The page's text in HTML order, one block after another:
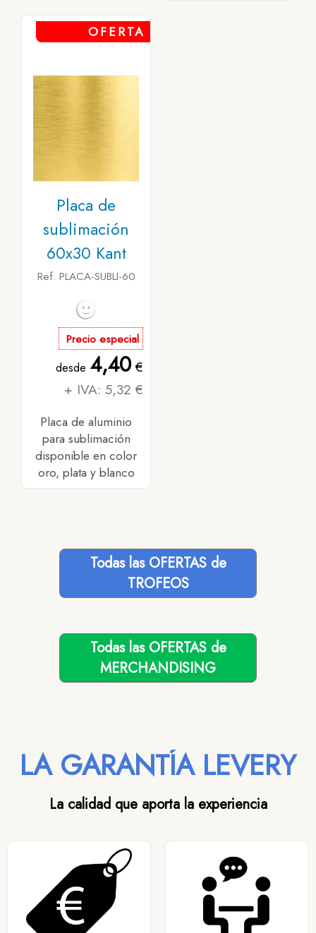
OFERTA
Placa de
sublimación
60x30 Kant
Ref. PLACA-SUBLI-60
Precio especial
desde 4,40€
+ IVA: 5,32 €
Placa de aluminio
para sublimación
disponible en color
oro, plata y blanco
Todas las OFERTAS de
TROFEOS
Todas las OFERTAS de
MERCHANDISING
LA GARANTÍA LEVERY
La calidad que aporta la experiencia